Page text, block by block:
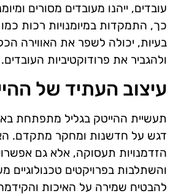
עובדים, ייהנו מעובדים מסורים
כך, התמקדות במיומנויות רכות כמו
בעיות, יכולה לשפר את האווירה
ולהגביר את פרודוקטיביות העובדים.
עיצוב העתיד של
תעשיית ההייטק בגליל מתפתחת
דגש על חדשנות ומחקר מתקדם.
הזדמנויות תעסוקה, אלא גם
והשתלבות בפרויקטים טכנולוגיים
להבטיח שמירה על האיכות